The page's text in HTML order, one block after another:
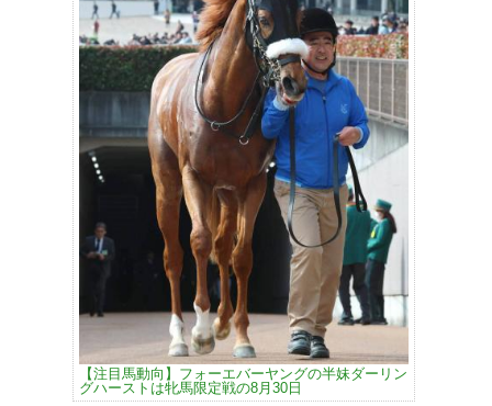
【注目馬動向】フォーエバーヤングの半妹ダーリン
グハーストは牝馬限定戦の8月30日